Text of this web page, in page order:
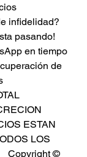
infidelidad?
pasando!
en tiempo
de
ESTAN
LOS
Copyright ©